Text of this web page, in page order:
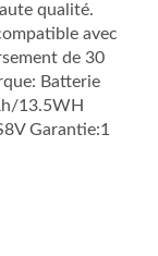
qualité.
avec
de 30
Batterie
13.5WH
Garantie:1